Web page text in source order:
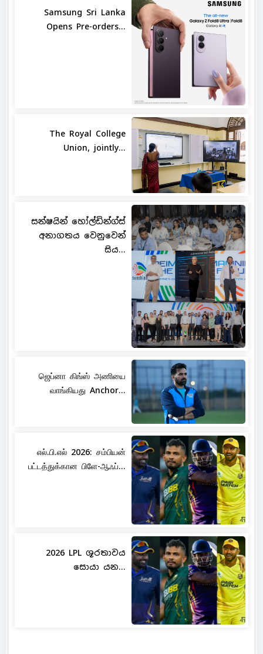
Samsung Sri Lanka
Opens Pre-orders...
The Royal College
Union, jointly...
සන්ෂයින් හෝල්ඩින්ග්ස්
අනාගතය වෙනුවෙන්
සිය...
ஜெப்னா கிங்ஸ் அணியை
வாங்கியது Anchor...
எல்.பி.எல் 2026: சம்பியன்
பட்டத்துக்கான பிளே-ஆஃப்...
2026 LPL ශූරතාවය
සොයා යන...